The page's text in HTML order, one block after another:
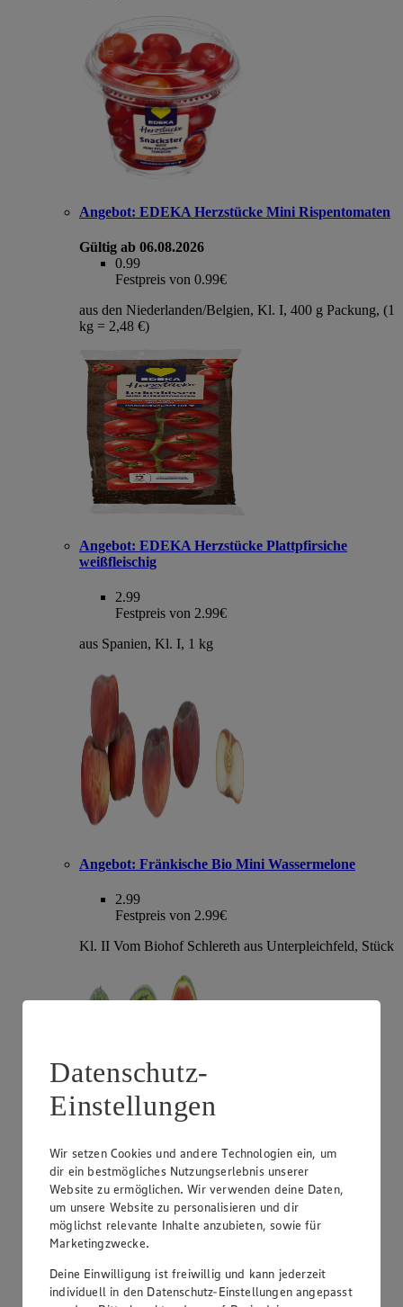
Angebot: EDEKA Herzstücke Mini Rispentomaten
Gültig ab 06.08.2026
0.99
Festpreis von 0.99€
aus den Niederlanden/Belgien, Kl. I, 400 g Packung, (1
kg = 2,48 €)
Angebot: EDEKA Herzstücke Plattpfirsiche
weißfleischig
2.99
Festpreis von 2.99€
aus Spanien, Kl. I, 1 kg
Angebot: Fränkische Bio Mini Wassermelone
2.99
Festpreis von 2.99€
Kl. II Vom Biohof Schlereth aus Unterpleichfeld, Stück
Angebot: Gut & Günstig Mango "Omer"
1.29
Festpreis von 1.29€
aus Israel, Kl. I, Stück
Datenschutz-
Einstellungen
Wir setzen Cookies und andere Technologien ein, um
dir ein bestmögliches Nutzungserlebnis unserer
Website zu ermöglichen. Wir verwenden deine Daten,
um unsere Website zu personalisieren und dir
möglichst relevante Inhalte anzubieten, sowie für
Marketingzwecke.
Deine Einwilligung ist freiwillig und kann jederzeit
individuell in den Datenschutz-Einstellungen angepasst